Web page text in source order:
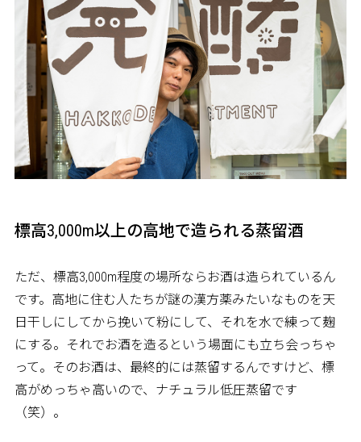
標高3,000m以上の高地で造られる蒸留酒
ただ、標高3,000m程度の場所ならお酒は造られているん
です。高地に住む人たちが謎の漢方薬みたいなものを天
日干しにしてから挽いて粉にして、それを水で練って麹
にする。それでお酒を造るという場面にも立ち会っちゃ
って。そのお酒は、最終的には蒸留するんですけど、標
高がめっちゃ高いので、ナチュラル低圧蒸留です
（笑）。